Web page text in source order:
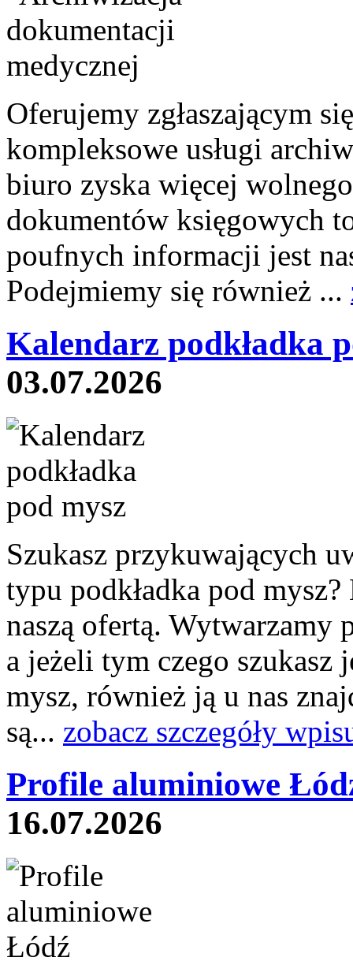
Oferujemy zgłaszającym
kompleksowe usługi
biuro zyska więcej
dokumentów księgowych
poufnych informacji jest
Podejmiemy się również ...
Kalendarz podkładka
03.07.2026
Szukasz przykuwających
typu podkładka pod
naszą ofertą. Wytwarzamy
a jeżeli tym czego szukasz
mysz, również ją u nas
są... zobacz szczegóły
Profile aluminiowe
16.07.2026